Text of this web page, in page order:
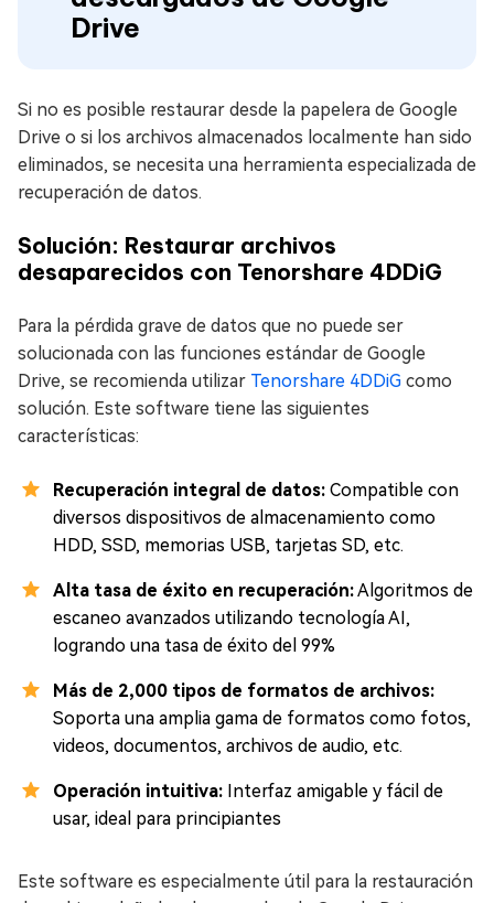
Drive
Si no es posible restaurar desde la papelera de Google
Drive o si los archivos almacenados localmente han sido
eliminados, se necesita una herramienta especializada de
recuperación de datos.
Solución: Restaurar archivos
desaparecidos con Tenorshare 4DDiG
Para la pérdida grave de datos que no puede ser
solucionada con las funciones estándar de Google
Drive, se recomienda utilizar Tenorshare 4DDiG como
solución. Este software tiene las siguientes
características:
Recuperación integral de datos: Compatible con
diversos dispositivos de almacenamiento como
HDD, SSD, memorias USB, tarjetas SD, etc.
Alta tasa de éxito en recuperación:Algoritmos de
escaneo avanzados utilizando tecnología AI,
logrando una tasa de éxito del 99%
Más de 2,000 tipos de formatos de archivos:
Soporta una amplia gama de formatos como fotos,
videos, documentos, archivos de audio, etc.
Operación intuitiva: Interfaz amigable y fácil de
usar, ideal para principiantes
Este software es especialmente útil para la restauración